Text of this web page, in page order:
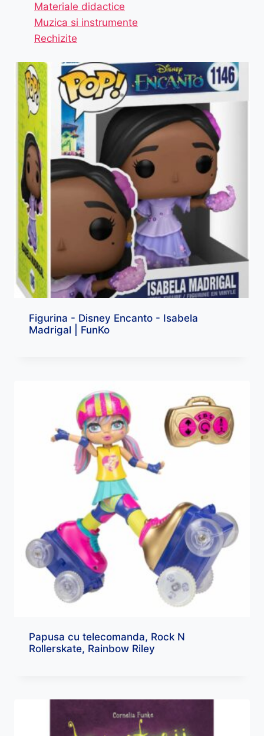
Materiale didactice
Muzica si instrumente
Rechizite
Figurina - Disney Encanto - Isabela
Madrigal | FunKo
Papusa cu telecomanda, Rock N
Rollerskate, Rainbow Riley